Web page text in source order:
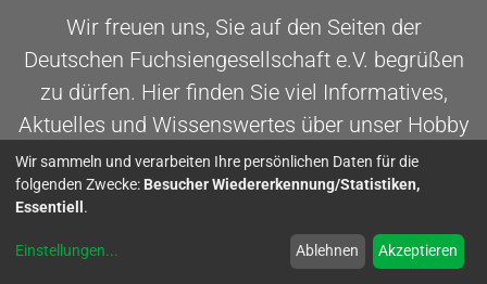
Wir freuen uns, Sie auf den Seiten der
Deutschen Fuchsiengesellschaft e.V. begrüßen
zu dürfen. Hier finden Sie viel Informatives,
Aktuelles und Wissenswertes über unser Hobby
- die Fuchsie.
Wir sammeln und verarbeiten Ihre persönlichen Daten für die
folgenden Zwecke: Besucher Wiedererkennung/Statistiken,
Essentiell .
Einstellungen... Ablehnen Akzeptieren